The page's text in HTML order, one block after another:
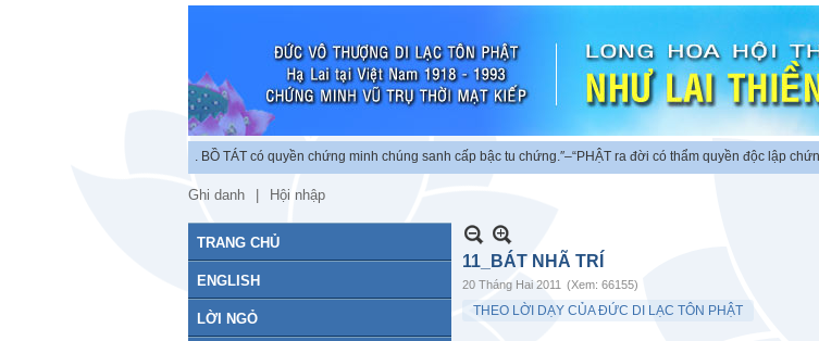
độc lập chứng minh vũ trụ. BỒ TÁT có quyền chứng minh chúng sanh cấp bậc tu chứng.″–“PHẬT ra đời có thẩm quyền độc lập chứng
Ghi danh Hội nhập
TRANG CHỦ
ENGLISH
LỜI NGỎ
11_BÁT NHÃ TRÍ
20 Tháng Hai 2011 (Xem: 66155)
THEO LỜI DẠY CỦA ĐỨC DI LẠC TÔN PHẬT